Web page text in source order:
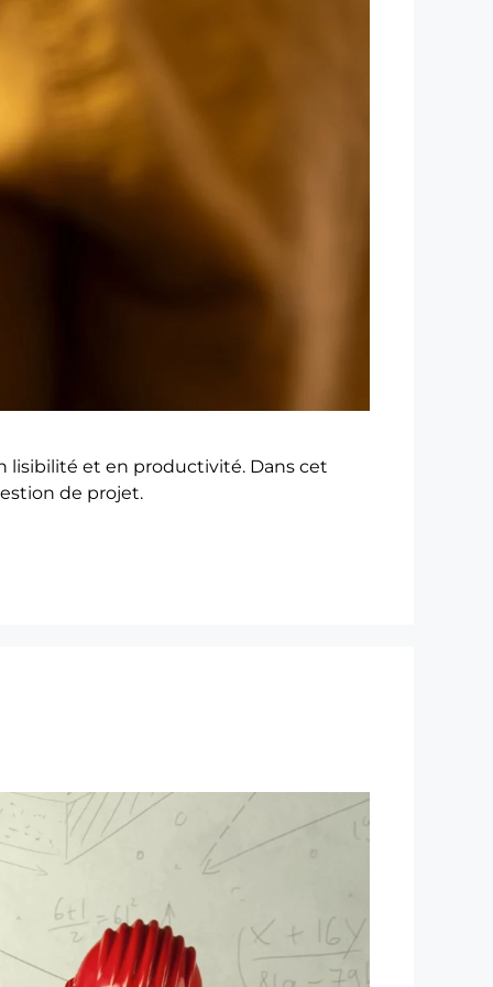
lisibilité et en productivité. Dans cet
de projet.